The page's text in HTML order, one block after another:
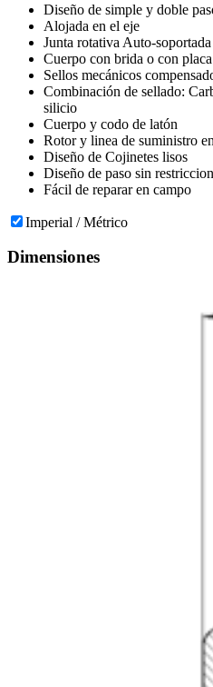
Diseño de simple y doble
Alojada en el eje
Junta rotativa Auto-soportada
Cuerpo con brida o con
Sellos mecánicos
Combinación de sellado:
silicio
Cuerpo y codo de latón
Rotor y linea de suministro
Diseño de Cojinetes lisos
Diseño de paso sin
Fácil de reparar en campo
Imperial / Métrico
Dimensiones